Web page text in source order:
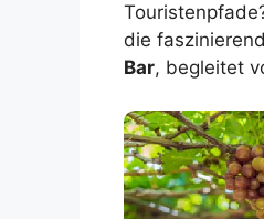
die
Bar, begleitet